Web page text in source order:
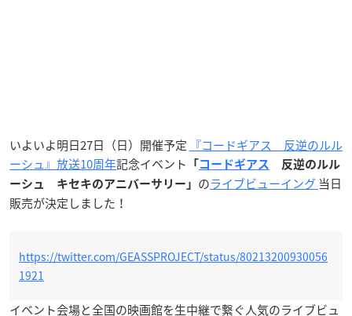
いよいよ明日27日（日）開催予定 『コードギアス 反逆のルル
ーシュ』放送10周年記念イベント 「コードギアス
反逆のルル
ーシュ キセキのアニバーサリー」 のライブビューイング 当日
販売が決定しました！
https://twitter.com/GEASSPROJECT/status/80213200930056
1921
イベント会場と全国の映画館を生中継で繋ぐ人気のライブビュ